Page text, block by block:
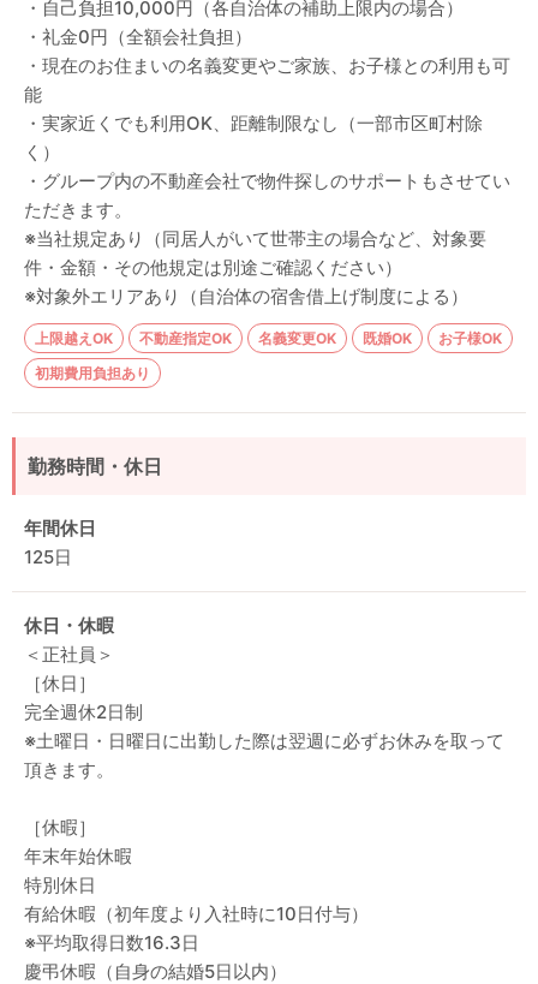
・自己負担10,000円（各自治体の補助上限内の場合）
・礼金0円（全額会社負担）
・現在のお住まいの名義変更やご家族、お子様との利用も可
能
・実家近くでも利用OK、距離制限なし（一部市区町村除
く）
・グループ内の不動産会社で物件探しのサポートもさせてい
ただきます。
※当社規定あり（同居人がいて世帯主の場合など、対象要
件・金額・その他規定は別途ご確認ください）
※対象外エリアあり（自治体の宿舎借上げ制度による）
上限越えOK 不動産指定OK 名義変更OK 既婚OK
お子様OK
初期費用負担あり
勤務時間・休日
年間休日
125日
休日・休暇
＜正社員＞
［休日］
完全週休2日制
※土曜日・日曜日に出勤した際は翌週に必ずお休みを取って
頂きます。
［休暇］
年末年始休暇
特別休日
有給休暇（初年度より入社時に10日付与）
※平均取得日数16.3日
慶弔休暇（自身の結婚5日以内）